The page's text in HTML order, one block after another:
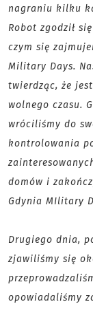
nagraniu kilku
Robot zgodził
czym się
Military Days.
twierdząc, że
wolnego czasu.
wróciliśmy do
kontrolowania
domów i
Gdynia MIlitary
Drugiego dnia,
zjawiliśmy się
opowiadaliśmy